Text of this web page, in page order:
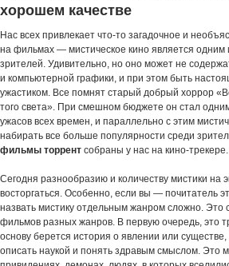
хорошем качестве
Нас всех привлекает что-то загадочное и
на фильмах — мистическое кино является
зрителей. Удивительно, но оно может не
и компьютерной графики, и при этом быть
ужастиком. Все помнят старый добрый хоррор
того света». При смешном бюджете он стал
ужасов всех времен, и параллельно с этим
набирать все больше популярности среди
фильмы торрент собраны у нас на кино-трекере.
Сегодня разнообразию и количеству мистики на
восторгаться. Особенно, если вы — почитатель
назвать мистику отдельным жанром сложно. Это
фильмов разных жанров. В первую очередь, это
основу берется история о явлении или
описать наукой и понять здравым смыслом. Это